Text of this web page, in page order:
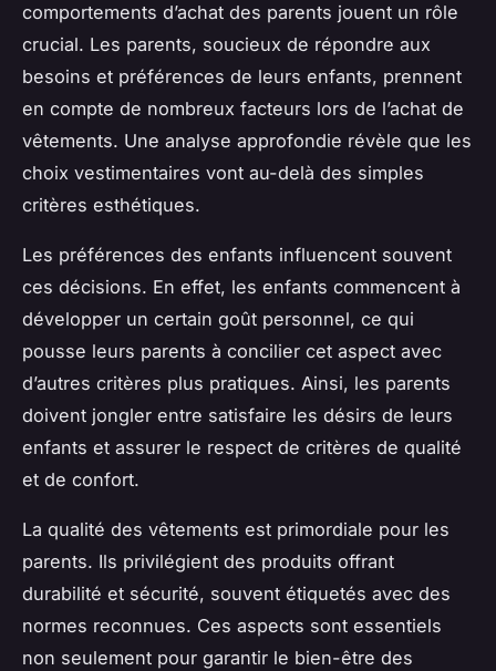
comportements d’achat des parents jouent un rôle
crucial. Les parents, soucieux de répondre aux
besoins et préférences de leurs enfants, prennent
en compte de nombreux facteurs lors de l’achat de
vêtements. Une analyse approfondie révèle que les
choix vestimentaires vont au-delà des simples
critères esthétiques.
Les préférences des enfants influencent souvent
ces décisions. En effet, les enfants commencent à
développer un certain goût personnel, ce qui
pousse leurs parents à concilier cet aspect avec
d’autres critères plus pratiques. Ainsi, les parents
doivent jongler entre satisfaire les désirs de leurs
enfants et assurer le respect de critères de qualité
et de confort.
La qualité des vêtements est primordiale pour les
parents. Ils privilégient des produits offrant
durabilité et sécurité, souvent étiquetés avec des
normes reconnues. Ces aspects sont essentiels
non seulement pour garantir le bien-être des